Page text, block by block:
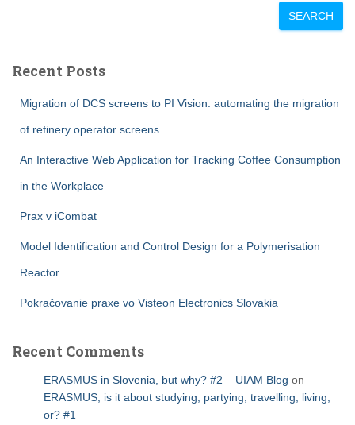
SEARCH
Recent Posts
Migration of DCS screens to PI Vision: automating the migration
of refinery operator screens
An Interactive Web Application for Tracking Coffee Consumption
in the Workplace
Prax v iCombat
Model Identification and Control Design for a Polymerisation
Reactor
Pokračovanie praxe vo Visteon Electronics Slovakia
Recent Comments
ERASMUS in Slovenia, but why? #2 – UIAM Blog on
ERASMUS, is it about studying, partying, travelling, living,
or? #1